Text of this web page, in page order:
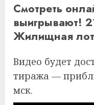
Смотреть
выигрывают!
Жилищная
Видео будет
тиража —
мск.